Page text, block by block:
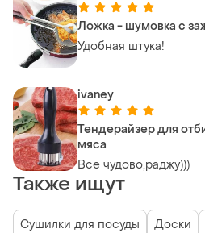
Ложка - шумовка с
Удобная штука!
ivaney
Тендерайзер для
мяса
Все чудово,раджу)))
Также ищут
Сушилки для посуды Доски